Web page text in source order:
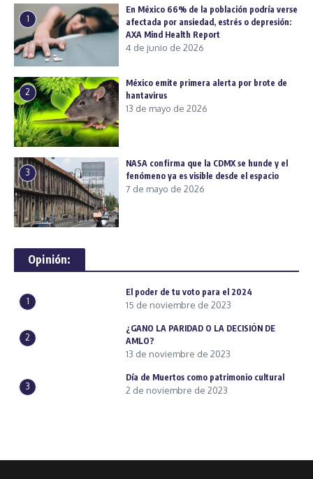
1
En México 66% de la población podría verse
afectada por ansiedad, estrés o depresión:
AXA Mind Health Report
4 de junio de 2026
2
México emite primera alerta por brote de
hantavirus
13 de mayo de 2026
3
NASA confirma que la CDMX se hunde y el
fenómeno ya es visible desde el espacio
7 de mayo de 2026
Opinión:
1
El poder de tu voto para el 2024
15 de noviembre de 2023
2
¿GANO LA PARIDAD O LA DECISIÓN DE
AMLO?
13 de noviembre de 2023
3
Día de Muertos como patrimonio cultural
2 de noviembre de 2023